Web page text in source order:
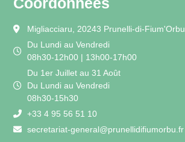
Migliacciaru, 20243 Prunelli-di-Fium'Orbu
Du Lundi au Vendredi
08h30-12h00 | 13h00-17h00
Du 1er Juillet au 31 Août
Du Lundi au Vendredi
08h30-15h30
+33 4 95 56 51 10
secretariat-general@prunellidifiumorbu.fr